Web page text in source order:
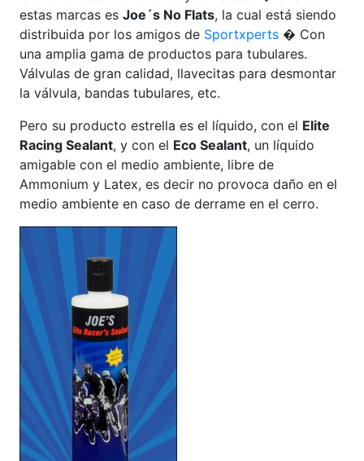
estas marcas es Joe´s No Flats, la cual está siendo
distribuida por los amigos de Sportxperts � Con
una amplia gama de productos para tubulares.
Válvulas de gran calidad, llavecitas para desmontar
la válvula, bandas tubulares, etc.
Pero su producto estrella es el líquido, con el Elite
Racing Sealant, y con el Eco Sealant, un líquido
amigable con el medio ambiente, libre de
Ammonium y Latex, es decir no provoca daño en el
medio ambiente en caso de derrame en el cerro.